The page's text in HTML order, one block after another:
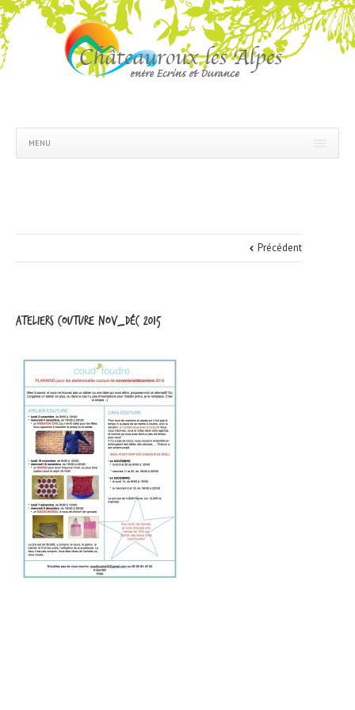
MENU
Précédent
ateliers couture nov_déc 2015